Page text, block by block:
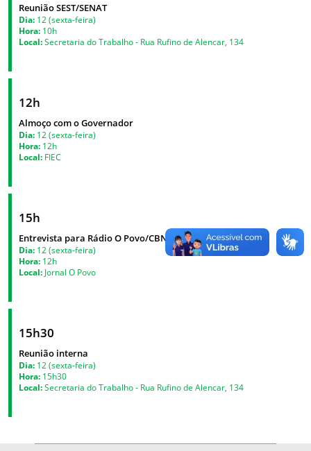
Reunião SEST/SENAT
Dia: 12 (sexta-feira)
Hora: 10h
Local:Secretaria do Trabalho - Rua Rufino de Alencar, 134
12h
Almoço com o Governador
Dia: 12 (sexta-feira)
Hora: 12h
Local: FIEC
15h
Entrevista para Rádio O Povo/CBN
Dia: 12 (sexta-feira)
Hora: 12h
Local: Jornal O Povo
15h30
Reunião interna
Dia: 12 (sexta-feira)
Hora: 15h30
Local:Secretaria do Trabalho - Rua Rufino de Alencar, 134